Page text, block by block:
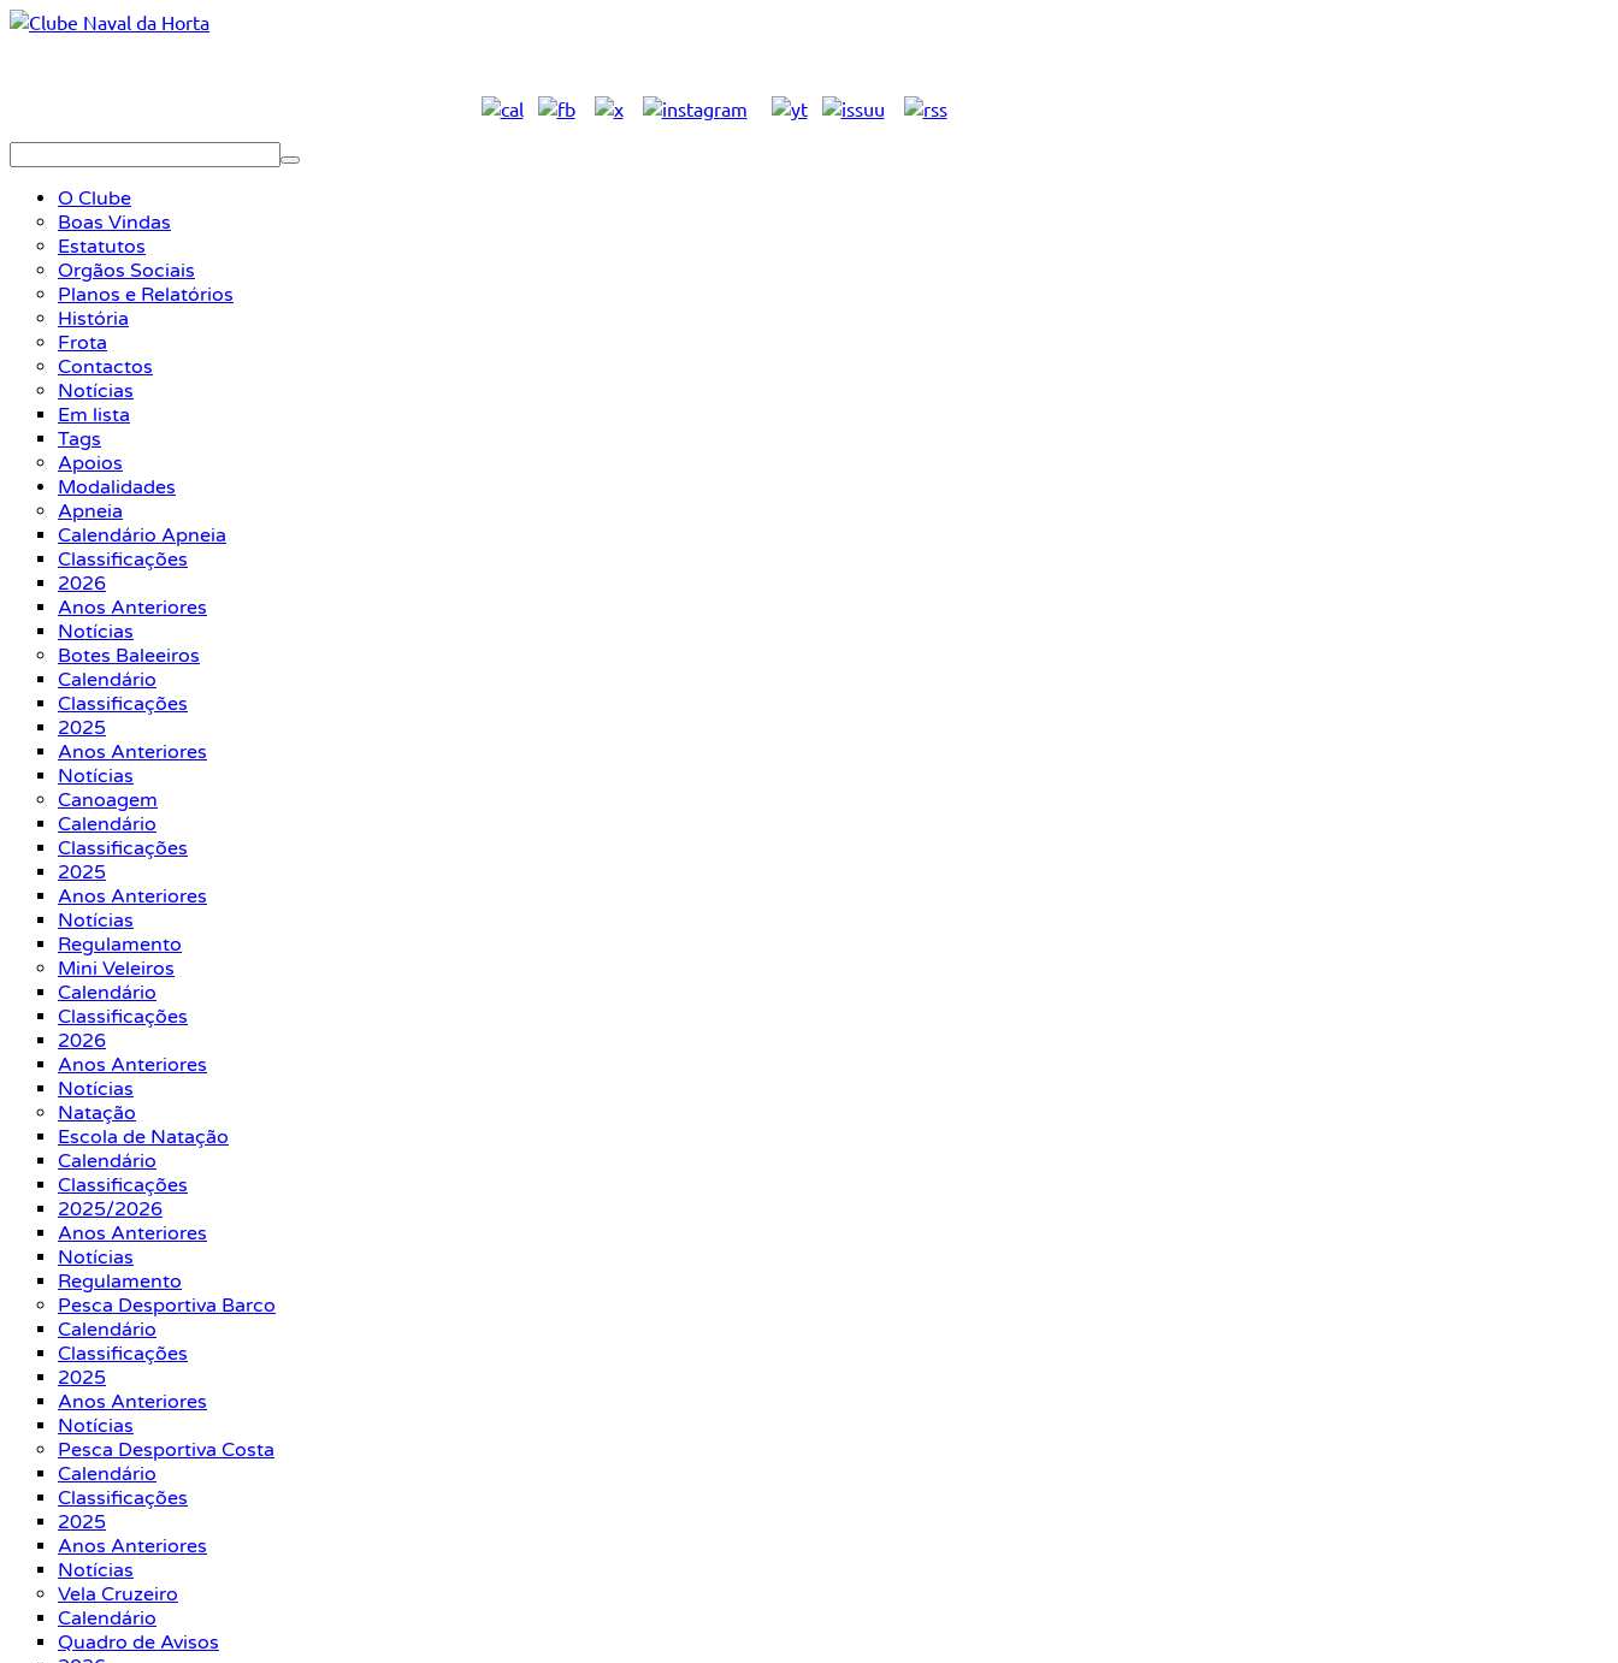
O Clube
Boas Vindas
Estatutos
Orgãos Sociais
Planos e Relatórios
História
Frota
Contactos
Notícias
Em lista
Tags
Apoios
Modalidades
Apneia
Calendário Apneia
Classificações
2026
Anos Anteriores
Notícias
Botes Baleeiros
Calendário
Classificações
2025
Anos Anteriores
Notícias
Canoagem
Calendário
Classificações
2025
Anos Anteriores
Notícias
Regulamento
Mini Veleiros
Calendário
Classificações
2026
Anos Anteriores
Notícias
Natação
Escola de Natação
Calendário
Classificações
2025/2026
Anos Anteriores
Notícias
Regulamento
Pesca Desportiva Barco
Calendário
Classificações
2025
Anos Anteriores
Notícias
Pesca Desportiva Costa
Calendário
Classificações
2025
Anos Anteriores
Notícias
Vela Cruzeiro
Calendário
Quadro de Avisos